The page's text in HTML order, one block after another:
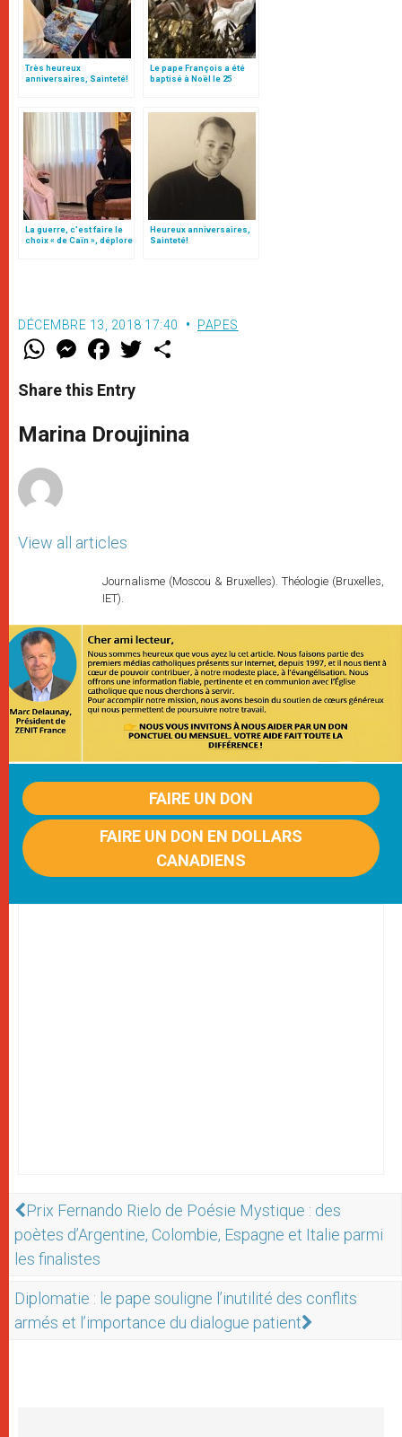
Très heureux
anniversaires, Sainteté!
Le pape François a été
baptisé à Noël le 25
La guerre, c’est faire le
choix « de Caïn », déplore
Heureux anniversaires,
Sainteté!
DÉCEMBRE 13, 2018 17:40 PAPES
W
t
s
p
p
M
e
s
e
g
e
F
a
e
b
o
k
w
r
Share this Entry
Marina Droujinina
View all articles
Journalisme (Moscou & Bruxelles). Théologie (Bruxelles,
IET).
FAIRE UN DON
FAIRE UN DON EN DOLLARS
CANADIENS
Prix Fernando Rielo de Poésie Mystique : des
poètes d’Argentine, Colombie, Espagne et Italie parmi
les finalistes
Diplomatie : le pape souligne l’inutilité des conflits
armés et l’importance du dialogue patient